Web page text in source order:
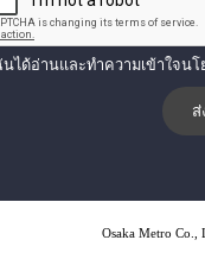
นได้อ่านและทำความเข้าใจน
Osaka Metro